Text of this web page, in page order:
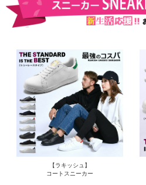
【ラキッシュ】
コートスニーカー